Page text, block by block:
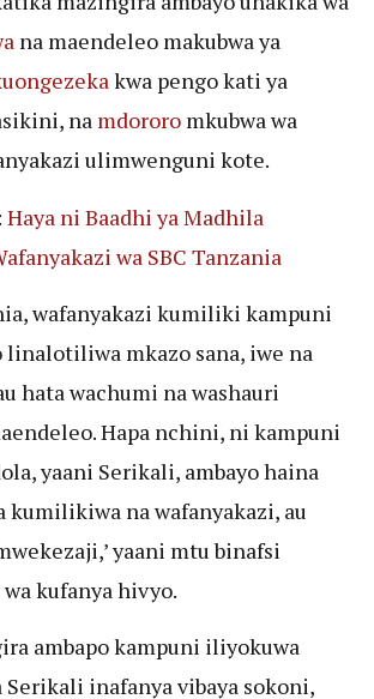
na maendeleo makubwa ya
kwa pengo kati ya
na mdororo mkubwa wa
ulimwenguni kote.
: Haya ni Baadhi ya Madhila
wa SBC Tanzania
wafanyakazi kumiliki kampuni
linalotiliwa mkazo sana, iwe na
hata wachumi na washauri
Hapa nchini, ni kampuni
yaani Serikali, ambayo haina
kumilikiwa na wafanyakazi, au
yaani mtu binafsi
kufanya hivyo.
ambapo kampuni iliyokuwa
inafanya vibaya sokoni,